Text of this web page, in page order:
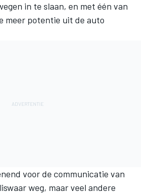
in te slaan, en met één van
meer potentie uit de auto
voor de communicatie van
weg, maar veel andere